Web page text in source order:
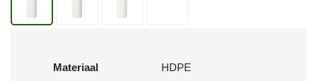
Materiaal
HDPE